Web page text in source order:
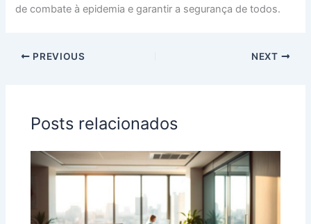
de combate à epidemia e garantir a segurança de todos.
PREVIOUS NEXT
Posts relacionados